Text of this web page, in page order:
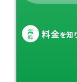
無
料 料金を知